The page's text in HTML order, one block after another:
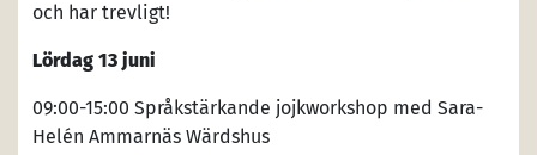
och har trevligt!
Lördag 13 juni
09:00-15:00 Språkstärkande jojkworkshop med Sara-
Helén Ammarnäs Wärdshus